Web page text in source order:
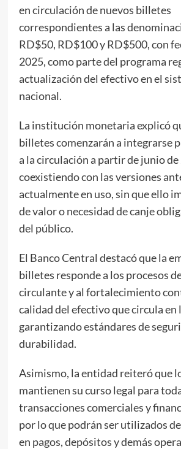
en circulación de nuevos billetes
correspondientes a las
RD$50, RD$100 y RD$500, con
2025, como parte del programa
actualización del efectivo en el
nacional.
La institución monetaria explicó
billetes comenzarán a integrarse
a la circulación a partir de junio de
coexistiendo con las versiones
actualmente en uso, sin que ello
de valor o necesidad de canje
del público.
El Banco Central destacó que la
billetes responde a los procesos
circulante y al fortalecimiento
calidad del efectivo que circula en
garantizando estándares de
durabilidad.
Asimismo, la entidad reiteró que
mantienen su curso legal para
transacciones comerciales y
por lo que podrán ser utilizados
en pagos, depósitos y demás